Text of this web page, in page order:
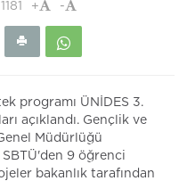
+ -
programı ÜNİDES 3.
açıklandı. Gençlik ve
Müdürlüğü
9 öğrenci
bakanlık tarafından